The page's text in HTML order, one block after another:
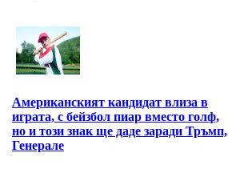
Американският кандидат влиза в
играта, с бейзбол пиар вместо голф,
но и този знак ще даде заради Тръмп,
Генерале